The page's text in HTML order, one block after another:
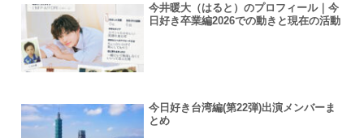
今井暖大（はると）のプロフィール｜今
日好き卒業編2026での動きと現在の活動
今日好き台湾編(第22弾)出演メンバーま
とめ